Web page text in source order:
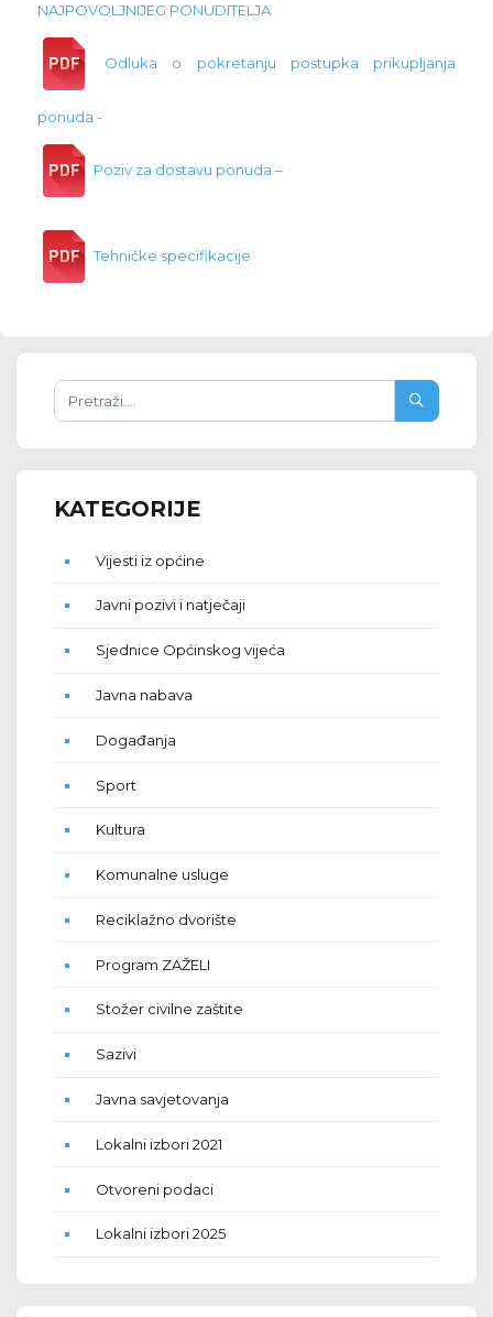
NAJPOVOLJNIJEG PONUDITELJA
Odluka o pokretanju postupka prikupljanja
ponuda -
Poziv za dostavu ponuda –
Tehničke specifikacije
KATEGORIJE
Vijesti iz općine
Javni pozivi i natječaji
Sjednice Općinskog vijeća
Javna nabava
Događanja
Sport
Kultura
Komunalne usluge
Reciklažno dvorište
Program ZAŽELI
Stožer civilne zaštite
Sazivi
Javna savjetovanja
Lokalni izbori 2021
Otvoreni podaci
Lokalni izbori 2025